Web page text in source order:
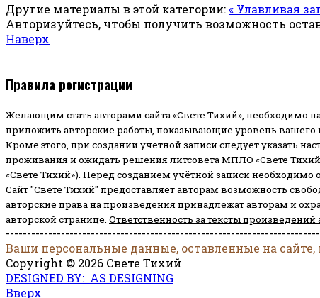
Другие материалы в этой категории:« Улавливая
Авторизуйтесь, чтобы получить возможность
Наверх
Правила регистрации
Желающим стать авторами сайта «Свете Тихий», необходимо
приложить авторские работы, показывающие уровень вашего
Кроме этого, при создании учетной записи следует указать
проживания и ожидать решения литсовета МПЛО «Свете
«Свете Тихий»). Перед созданием учётной записи
Сайт "Свете Тихий" предоставляет авторам возможность
авторские права на произведения принадлежат авторам и
авторской странице. Ответственность за тексты
Ваши персональные данные, оставленные на
Copyright © 2026 Свете Тихий
DESIGNED BY: AS DESIGNING
Вверх